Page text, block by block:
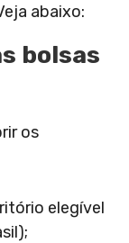
abaixo:
bolsas
os
elegível